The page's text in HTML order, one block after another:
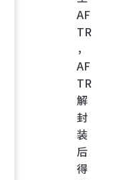
AF
TR
，
AF
TR
解
封
装
后
得